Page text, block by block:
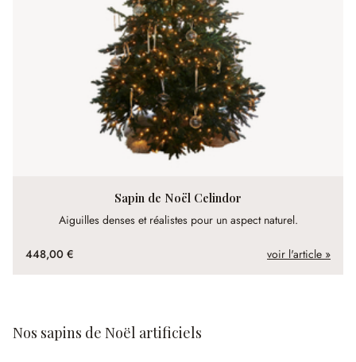
Sapin de Noël Celindor
Aiguilles denses et réalistes pour un aspect naturel.
448,00 € voir l'article »
Nos sapins de Noël artificiels